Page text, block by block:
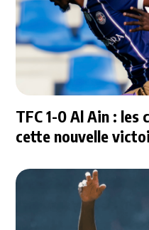
TFC 1-0 Al Ain : les
cette nouvelle